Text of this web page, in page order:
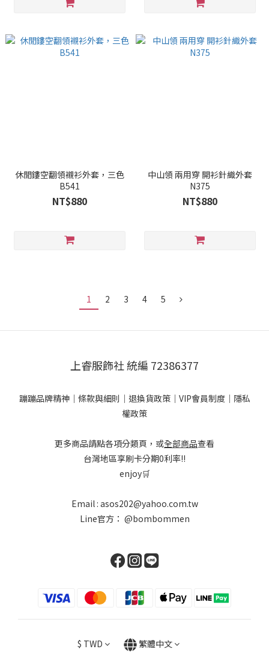
休閒鏤空翻領襯衫外套，三色
B541
NT$880
中山領 兩用穿 開衫針織外套
N375
NT$880
1 2 3 4 5
上睿服飾社 統編 72386377
蹦蹦品牌精神｜ 條款與細則 ｜ 退換貨政策｜ VIP會員制度｜ 隱私
權政策
更多商品請點各項分類頁，或全部商品查看
台灣地區享刷卡分期0利率!!
enjoy🛒
Email : asos202@yahoo.com.tw
Line官方： @bombommen
$ TWD 繁體中文